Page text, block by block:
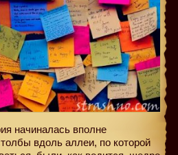
начиналась вполне
вдоль аллеи, по которой